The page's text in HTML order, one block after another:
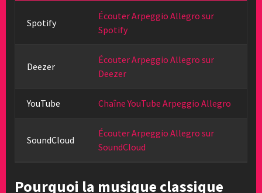
Spotify
Écouter Arpeggio Allegro sur
Spotify
Deezer
Écouter Arpeggio Allegro sur
Deezer
YouTube Chaîne YouTube Arpeggio Allegro
SoundCloud
Écouter Arpeggio Allegro sur
SoundCloud
Pourquoi la musique classique